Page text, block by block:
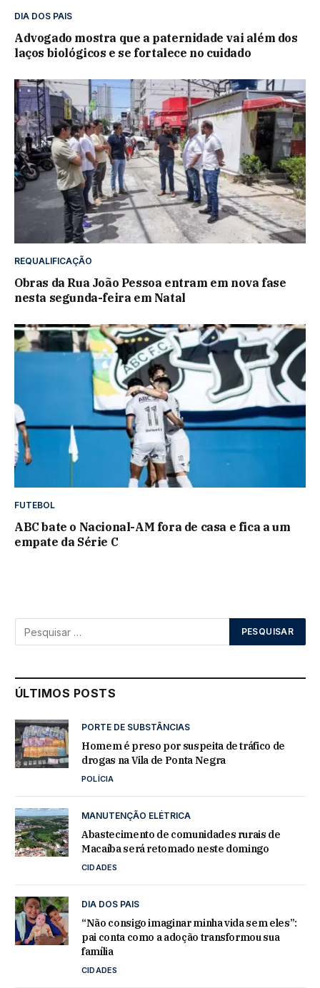
DIA DOS PAIS
Advogado mostra que a paternidade vai além dos
laços biológicos e se fortalece no cuidado
REQUALIFICAÇÃO
Obras da Rua João Pessoa entram em nova fase
nesta segunda-feira em Natal
FUTEBOL
ABC bate o Nacional-AM fora de casa e fica a um
empate da Série C
ÚLTIMOS POSTS
PORTE DE SUBSTÂNCIAS
Homem é preso por suspeita de tráfico de
drogas na Vila de Ponta Negra
POLÍCIA
MANUTENÇÃO ELÉTRICA
Abastecimento de comunidades rurais de
Macaíba será retomado neste domingo
CIDADES
DIA DOS PAIS
“Não consigo imaginar minha vida sem eles”:
pai conta como a adoção transformou sua
família
CIDADES